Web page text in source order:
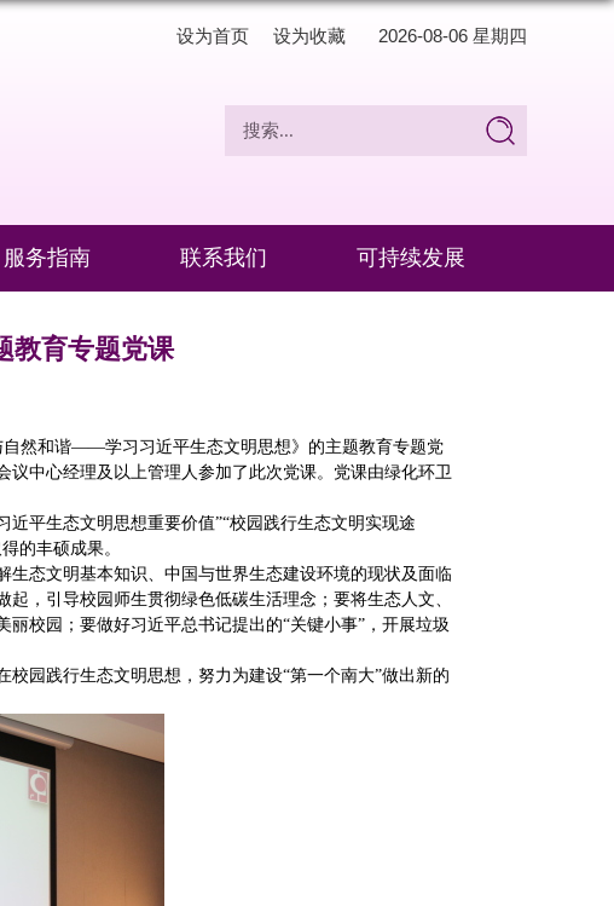
设为首页 设为收藏 2026-08-06 星期四
服务指南 联系我们 可持续发展
教育专题党课
自然和谐——学习习近平生态文明思想》的主题教育专题党
中心经理及以上管理人参加了此次党课。党课由绿化环卫
近平生态文明思想重要价值”“校园践行生态文明实现途
的丰硕成果。
态文明基本知识、中国与世界生态建设环境的现状及面临
，引导校园师生贯彻绿色低碳生活理念；要将生态人文、
校园；要做好习近平总书记提出的“关键小事”，开展垃圾
园践行生态文明思想，努力为建设“第一个南大”做出新的